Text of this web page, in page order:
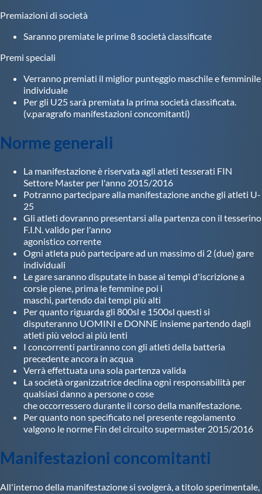
Premiazioni di società
Saranno premiate le prime 8 società classificate
Premi speciali
Verranno premiati il miglior punteggio maschile e femminile
individuale
Per gli U25 sarà premiata la prima società classificata.
(v.paragrafo manifestazioni concomitanti)
Norme generali
La manifestazione è riservata agli atleti tesserati FIN
Settore Master per l'anno 2015/2016
Potranno partecipare alla manifestazione anche gli atleti U-
25
Gli atleti dovranno presentarsi alla partenza con il tesserino
F.I.N. valido per l'anno
agonistico corrente
Ogni atleta può partecipare ad un massimo di 2 (due) gare
individuali
Le gare saranno disputate in base ai tempi d'iscrizione a
corsie piene, prima le femmine poi i
maschi, partendo dai tempi più alti
Per quanto riguarda gli 800sl e 1500sl questi si
disputeranno UOMINI e DONNE insieme partendo dagli
atleti più veloci ai più lenti
I concorrenti partiranno con gli atleti della batteria
precedente ancora in acqua
Verrà effettuata una sola partenza valida
La società organizzatrice declina ogni responsabilità per
qualsiasi danno a persone o cose
che occorressero durante il corso della manifestazione.
Per quanto non specificato nel presente regolamento
valgono le norme Fin del circuito supermaster 2015/2016
Manifestazioni concomitanti
All'interno della manifestazione si svolgerà, a titolo sperimentale,